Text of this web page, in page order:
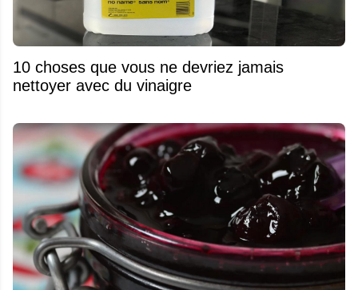
10 choses que vous ne devriez jamais
nettoyer avec du vinaigre